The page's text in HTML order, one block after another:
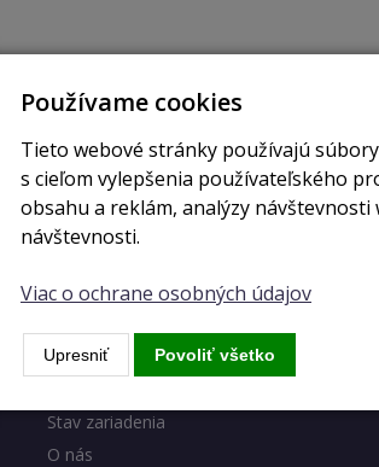
Výhody eshopu
Stav zariadenia
O nás
Používame cookies
Tieto webové stránky používajú
s cieľom vylepšenia používateľského
obsahu a reklám, analýzy
návštevnosti.
Viac o ochrane osobných údajov
Upresniť Povoliť všetko